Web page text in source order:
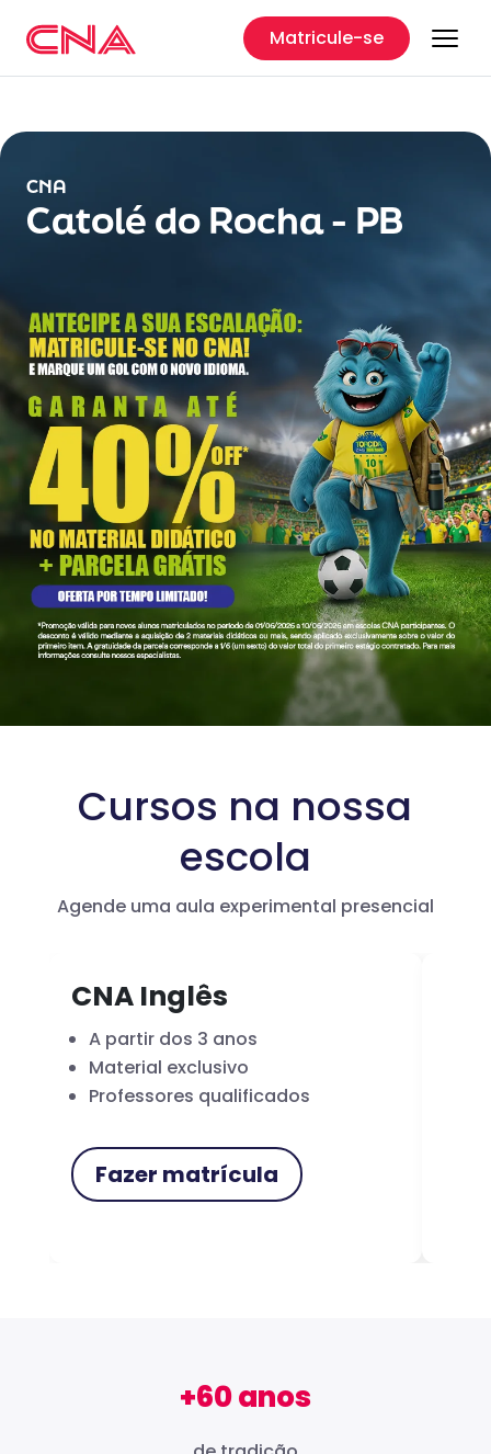
Matricule-se
CNA
Catolé do Rocha - PB
Cursos na nossa
escola
Agende uma aula experimental presencial
CNA Inglês
A partir dos 3 anos
Material exclusivo
Professores qualificados
Fazer matrícula
+60 anos